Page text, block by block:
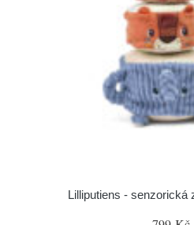
Lilliputiens - senzorická